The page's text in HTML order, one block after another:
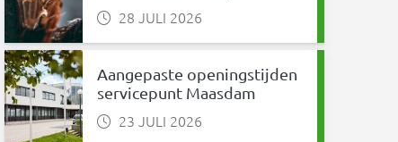
28 JULI 2026
Aangepaste openingstijden
servicepunt Maasdam
23 JULI 2026